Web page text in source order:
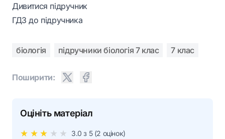
Дивитися підручник
ГДЗ до підручника
біологія підручники біологія 7 клас 7 клас
Поширити:
Оцініть матеріал
★ ★ ★ ★ ★ 3.0 з 5 (2 оцінок)